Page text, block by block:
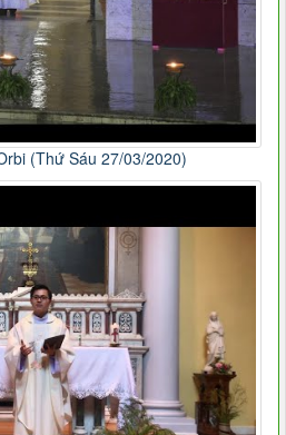
(Thứ Sáu 27/03/2020)